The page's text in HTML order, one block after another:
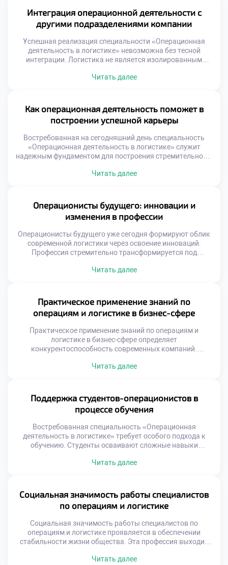
новым условиям требует нестандартного мышления и
гибкости. Трансформация экономики создает
уникальный спрос на квалифицированные кадры.
Работодатели ищут специалистов, […]
Интеграция операционной деятельности с
другими подразделениями компании
Успешная реализация специальности «Операционная
деятельность в логистике» невозможна без тесной
интеграции. Логистика не является изолированным
Эффективность операций напрямую зависит от качества
интересов. Синергия подразделений создает устойчивое
конкурентное преимущество бизнеса. Многие компании
страдают от функциональных разрывов и локальной
оптимизации. Склад работает […]
Читать далее
Как операционная деятельность поможет в
построении успешной карьеры
Востребованная на сегодняшний день специальность
«Операционная деятельность в логистике» служит
надежным фундаментом для построения стремительной и
программа формирует универсальный набор
реальный инструмент профессионального роста.
Логистическая отрасль отличается высокой динамикой
развития и постоянным расширением. Карьерные лифты
здесь работают быстрее, чем […]
Читать далее
Операционисты будущего: инновации и
изменения в профессии
Операционисты будущего уже сегодня формируют облик
современной логистики через освоение инноваций.
Профессия стремительно трансформируется под
прошлое безвозвратно. На смену им приходят
Гуманитарный аспект работы приобретает новое
звучание. Выпускники должны быть готовы к
постоянным переменам. Технологический прогресс
меняет требования к компетенциям. […]
Читать далее
Практическое применение знаний по
операциям и логистике в бизнес-сфере
Практическое применение знаний по операциям и
логистике в бизнес-сфере определяет
конкурентоспособность современных компаний.
реальную реализацию на предприятиях. Бизнес ожидает
должны трансформироваться в измеримые
экономические результаты. Понимание этого принципа
отличает профессионала от теоретика. Работодатели
ценят прикладные навыки выше академических
достижений. Способность […]
Читать далее
Поддержка студентов-операционистов в
процессе обучения
Востребованная специальность «Операционная
деятельность в логистике» требует особого подхода к
обучению. Студенты осваивают сложные навыки
потоками. Успешное усвоение программы невозможно
роста. Поддержка является фундаментом формирования
компетентного специалиста. Образовательный процесс
сочетает теорию с интенсивной практикой. Наставники
помогают преодолевать трудности на […]
Читать далее
Социальная значимость работы специалистов
по операциям и логистике
Социальная значимость работы специалистов по
операциям и логистике проявляется в обеспечении
стабильности жизни общества. Эта профессия выходит
складского учета. Логисты формируют невидимый
Читать далее